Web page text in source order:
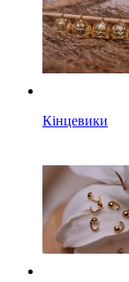
Кінцевики